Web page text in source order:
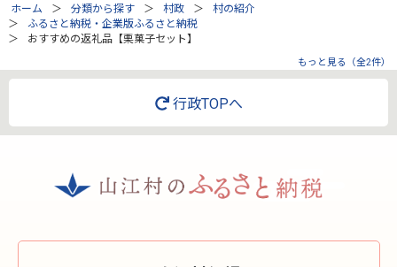
ホーム 分類から探す 村政
村の紹介
ふるさと納税・企業版ふるさと納税
おすすめの返礼品【栗菓子セット】
もっと見る（全2件）
行政TOPへ